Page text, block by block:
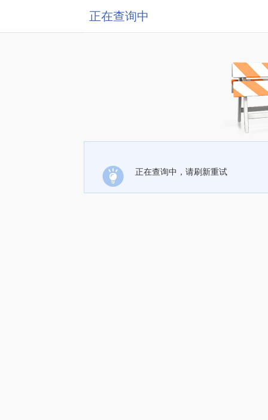
正在查询中
正在查询中，请刷新重试